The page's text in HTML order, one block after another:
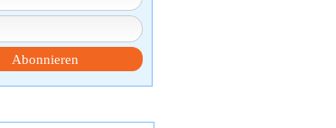
Abonnieren